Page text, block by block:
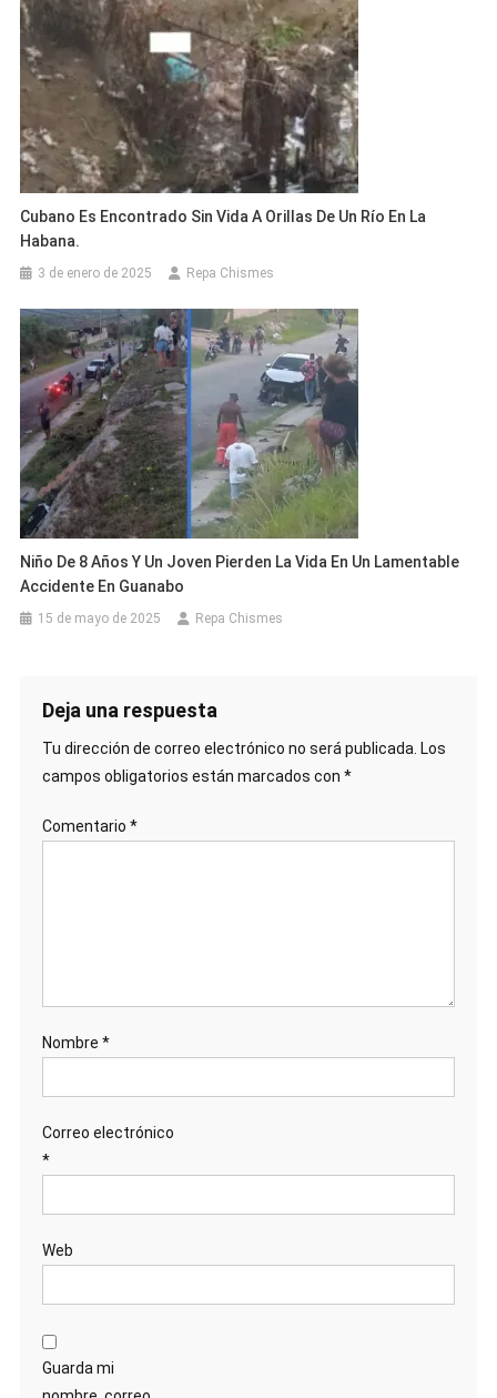
Cubano Es Encontrado Sin Vida A Orillas De Un Río En La
Habana.
3 de enero de 2025 Repa Chismes
Niño De 8 Años Y Un Joven Pierden La Vida En Un Lamentable
Accidente En Guanabo
15 de mayo de 2025 Repa Chismes
Deja una respuesta
Tu dirección de correo electrónico no será publicada. Los
campos obligatorios están marcados con *
Comentario *
Nombre *
Correo electrónico
*
Web
Guarda mi